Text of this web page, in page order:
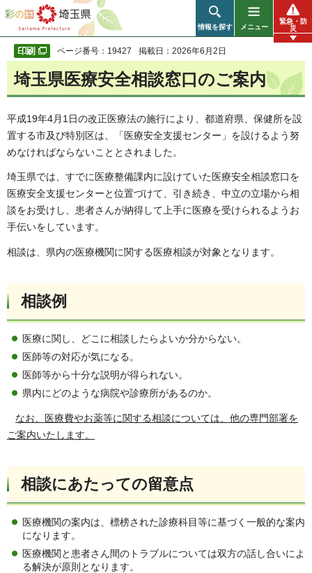
彩の国 埼玉県
情報を探す メニュー
緊急・防
災
ページ番号：19427 掲載日：2026年6月2日
埼玉県医療安全相談窓口のご案内
平成19年4月1日の改正医療法の施行により、都道府県、保健所を設
置する市及び特別区は、「医療安全支援センター」を設けるよう努
めなければならないこととされました。
埼玉県では、すでに医療整備課内に設けていた医療安全相談窓口を
医療安全支援センターと位置づけて、引き続き、中立の立場から相
談をお受けし、患者さんが納得して上手に医療を受けられるようお
手伝いをしています。
相談は、県内の医療機関に関する医療相談が対象となります。
相談例
医療に関し、どこに相談したらよいか分からない。
医師等の対応が気になる。
医師等から十分な説明が得られない。
県内にどのような病院や診療所があるのか。
なお、医療費やお薬等に関する相談については、他の専門部署を
ご案内いたします。
相談にあたっての留意点
医療機関の案内は、標榜された診療科目等に基づく一般的な案内
になります。
医療機関と患者さん間のトラブルについては双方の話し合いによ
る解決が原則となります。